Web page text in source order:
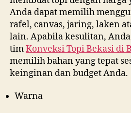
Anda dapat memilih
rafel, canvas, jaring, laken
lain. Apabila kesulitan,
timKonveksi Topi Bekasi di
memilih bahan yang tepat
keinginan dan budget Anda.
Warna